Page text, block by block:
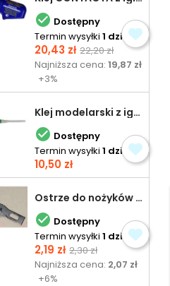
 Dostępny
Termin wysyłki 1 dzień
Cena
20,43 zł Cena
podstawowa
22,20 zł
Najniższa cena:19,87 zł
+3%
Klej modelarski z igłą 30 ml
 Dostępny
Termin wysyłki 1 dzień
Cena
10,50 zł
Ostrze do nożyków Excel
 Dostępny
Termin wysyłki 1 dzień
Cena
2,19 zł Cena
podstawowa
2,30 zł
Najniższa cena: 2,07 zł
+6%